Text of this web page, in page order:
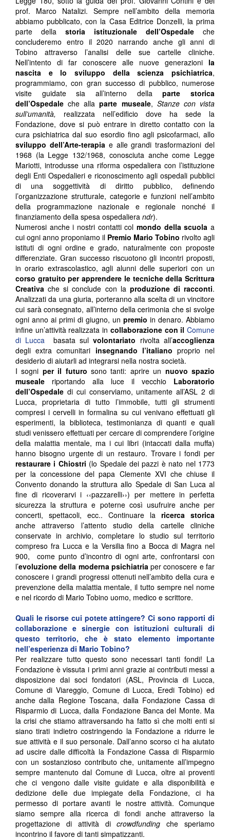
prof. Marco Natalizi. Sempre nell’ambito della memoria
abbiamo pubblicato, con la Casa Editrice Donzelli, la prima
parte della storia istituzionale dell’Ospedale che
concluderemo entro il 2020 narrando anche gli anni di
Tobino attraverso l’analisi delle sue cartelle cliniche.
Nell’intento di far conoscere alle nuove generazioni la
nascita e lo sviluppo della scienza psichiatrica,
programmiamo, con gran successo di pubblico, numerose
visite guidate sia all’interno dellaparte storica
dell’Ospedale che allaparte museale, Stanze con vista
sull’umanità, realizzata nell’edificio dove ha sede la
Fondazione, dove si può entrare in diretto contatto con la
cura psichiatrica dal suo esordio fino agli psicofarmaci, allo
sviluppo dell’Arte-terapiae alle grandi trasformazioni del
1968 (la Legge 132/1968, conosciuta anche come Legge
Mariotti, introdusse una riforma ospedaliera con l’istituzione
degli Enti Ospedalieri e riconoscimento agli ospedali pubblici
di una soggettività di diritto pubblico, definendo
l’organizzazione strutturale, categorie e funzioni nell’ambito
della programmazione nazionale e regionale nonché il
finanziamento della spesa ospedaliera ndr).
Numerosi anche i nostri contatti col mondo della scuola a
cui ogni anno proponiamo il Premio Mario Tobino rivolto agli
istituti di ogni ordine e grado, naturalmente con proposte
differenziate. Gran successo riscuotono gli incontri proposti,
in orario extrascolastico, agli alunni delle superiori con un
corso gratuito per apprendere le tecniche della Scrittura
Creativa che si conclude con la produzione di racconti.
Analizzati da una giuria, porteranno alla scelta di un vincitore
cui sarà consegnato, all’interno della cerimonia che si svolge
ogni anno ai primi di giugno, un premio in denaro. Abbiamo
infine un’attività realizzata in collaborazione con ilComune
di Lucca basata sulvolontariato rivolta all’accoglienza
degli extra comunitari insegnando l’italiano proprio nel
desiderio di aiutarli ad integrarsi nella nostra società.
I sogni per il futuro sono tanti: aprire un nuovo spazio
museale riportando alla luce il vecchio Laboratorio
dell’Ospedale di cui conserviamo, unitamente all’ASL 2 di
Lucca, proprietaria di tutto l’immobile, tutti gli strumenti
compresi i cervelli in formalina su cui venivano effettuati gli
esperimenti, la biblioteca, testimonianza di quanti e quali
studi venissero effettuati per cercare di comprendere l’origine
della malattia mentale, ma i cui libri (intaccati dalla muffa)
hanno bisogno urgente di un restauro. Trovare i fondi per
restaurare i Chiostri (lo Spedale dei pazzi è nato nel 1773
per la concessione del papa Clemente XVI che chiuse il
Convento donando la struttura allo Spedale di San Luca al
fine di ricoverarvi i ‹‹pazzarelli››) per mettere in perfetta
sicurezza la struttura e poterne così usufruire anche per
concerti, spettacoli, ecc.. Continuare la ricerca storica
anche attraverso l’attento studio della cartelle cliniche
conservate in archivio, completare lo studio sul territorio
compreso fra Lucca e la Versilia fino a Bocca di Magra nel
900, come punto d’incontro di ogni arte, confrontarsi con
l’evoluzione della moderna psichiatriaper conoscere e far
conoscere i grandi progressi ottenuti nell’ambito della cura e
prevenzione della malattia mentale, il tutto sempre nel nome
e nel ricordo di Mario Tobino uomo, medico e scrittore.
Quali le risorse cui potete attingere? Ci sono rapporti di
collaborazione e sinergie con istituzioni culturali di
questo territorio, che è stato elemento importante
nell’esperienza di Mario Tobino?
Per realizzare tutto questo sono necessari tanti fondi! La
Fondazione è vissuta i primi anni grazie ai contributi messi a
disposizione dai soci fondatori (ASL, Provincia di Lucca,
Comune di Viareggio, Comune di Lucca, Eredi Tobino) ed
anche dalla Regione Toscana, dalla Fondazione Cassa di
Risparmio di Lucca, dalla Fondazione Banca del Monte. Ma
la crisi che stiamo attraversando ha fatto sì che molti enti si
siano tirati indietro costringendo la Fondazione a ridurre le
sue attività e il suo personale. Dall’anno scorso ci ha aiutato
ad uscire dalle difficoltà la Fondazione Cassa di Risparmio
con un sostanzioso contributo che, unitamente all’impegno
sempre mantenuto dal Comune di Lucca, oltre ai proventi
che ci vengono dalle visite guidate e alla disponibilità e
dedizione delle due impiegate della Fondazione, ci ha
permesso di portare avanti le nostre attività. Comunque
siamo sempre alla ricerca di fondi anche attraverso la
progettazione di attività dicrowdfundingche speriamo
incontrino il favore di tanti simpatizzanti.